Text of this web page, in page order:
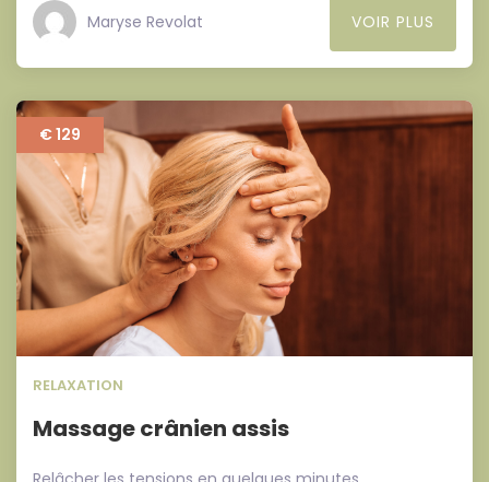
Maryse Revolat VOIR PLUS
€ 129
RELAXATION
Massage crânien assis